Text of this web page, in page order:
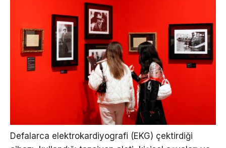
Defalarca elektrokardiyografi (EKG) çektirdiği